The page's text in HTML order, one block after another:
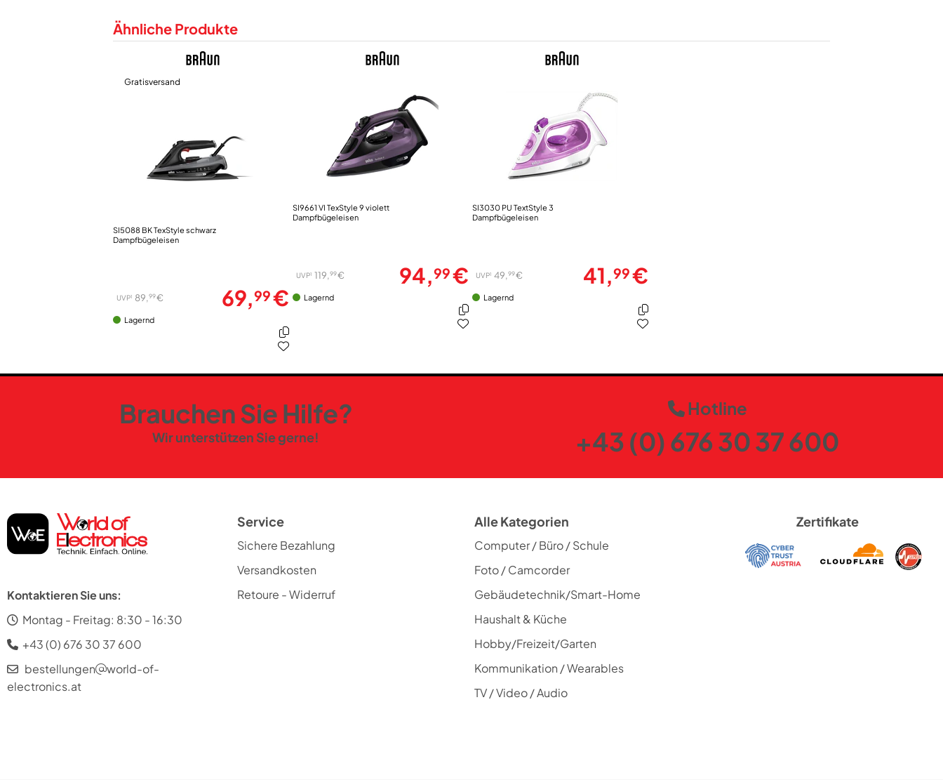
Sorgt für eine langanhaltende Dampfleistung. Einfach zu
bedienendes und praktisches System zum Reinigen der
Vertikal-Dampf-Funktion
Spray-Funktion
Anti-Kalk-Kassette
Antihaft-Beschichtung
autom. Selbstreinigungsfunktion
Gehäuse-Eigenschaften
Gewicht (kg)
Ähnliche Produkte
Gratisversand
SI5088 BK TexStyle schwarz
Dampfbügeleisen
UVP1 89,99€ 69,99€
Lagernd
SI9661 VI TexStyle 9 violett
Dampfbügeleisen
UVP1 119,99€ 94,99€
Lagernd
SI3030 PU TextStyle 3
Dampfbügeleisen
UVP1 49,99€ 41,99€
Lagernd
Brauchen Sie Hilfe?
Wir unterstützen Sie gerne!
Hotline
+43 (0) 676 30 37 600
Kontaktieren Sie uns:
Montag - Freitag: 8:30 - 16:30
+43 (0) 676 30 37 600
bestellungen
world-of-
electronics.at
Service
Sichere Bezahlung
Versandkosten
Retoure - Widerruf
Alle Kategorien
Computer / Büro / Schule
Foto / Camcorder
Gebäudetechnik/Smart-Home
Haushalt & Küche
Hobby/Freizeit/Garten
Kommunikation / Wearables
TV / Video / Audio
Zertifikate